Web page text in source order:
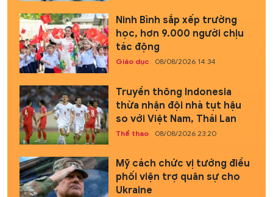
Ninh Bình sắp xếp trường
học, hơn 9.000 người chịu
tác động
Giáo dục 08/08/2026 14:34
Truyền thông Indonesia
thừa nhận đội nhà tụt hậu
so với Việt Nam, Thái Lan
Thể thao 08/08/2026 23:20
Mỹ cách chức vị tướng điều
phối viện trợ quân sự cho
Ukraine